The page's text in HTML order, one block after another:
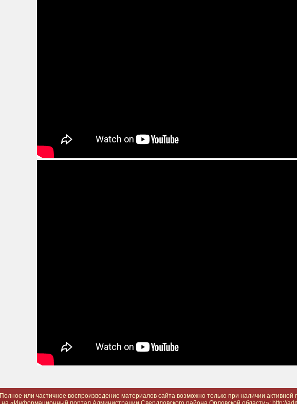
Полное или частичное воспроизведение материалов сайта возможно только при наличии активной